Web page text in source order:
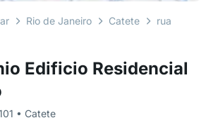
Edificio Residencial
• Catete
Rio de Janeiro Catete rua bento